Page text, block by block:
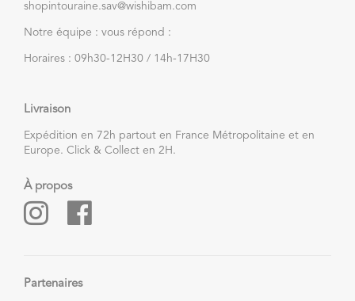
shopintouraine.sav@wishibam.com
Notre équipe : vous répond :
Horaires : 09h30-12H30 / 14h-17H30
Livraison
Expédition en 72h partout en France Métropolitaine et en
Europe. Click & Collect en 2H.
À propos
Partenaires